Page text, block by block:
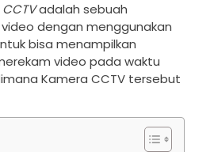
adalah sebuah
dengan menggunakan
bisa menampilkan
video pada waktu
Kamera CCTV tersebut